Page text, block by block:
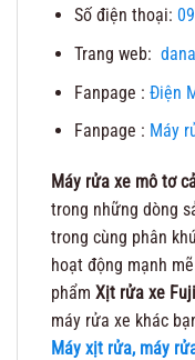
Số điện thoại:
Trang web:
Fanpage : Điện
Fanpage : Máy
Máy rửa xe mô tơ
trong những dòng
trong cùng phân
hoạt động mạnh
phẩm Xịt rửa xe
máy rửa xe khác
Máy xịt rửa, máy